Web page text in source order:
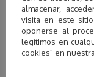
almacenar,
visita en este
oponerse al
legítimos en
cookies" en